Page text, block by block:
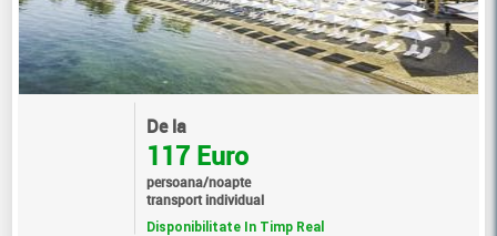
De la
117 Euro
persoana/noapte
transport individual
Disponibilitate In Timp Real